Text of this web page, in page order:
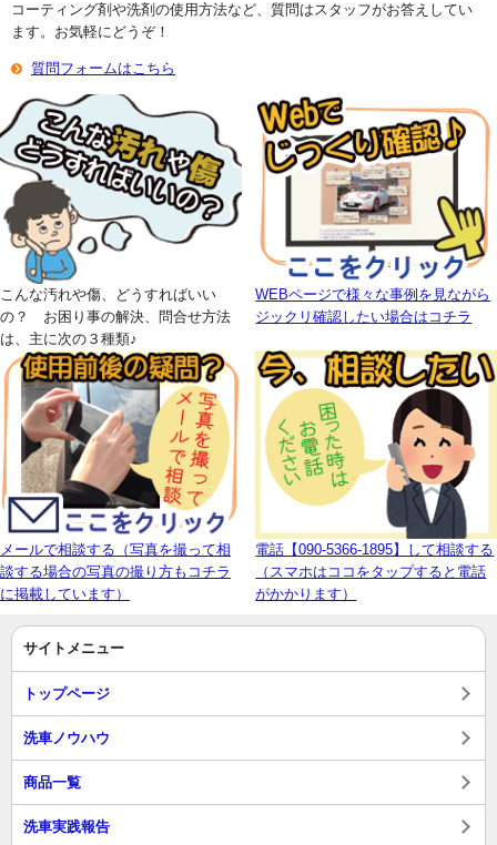
コーティング剤や洗剤の使用方法など、質問はスタッフがお答えしてい
ます。お気軽にどうぞ！
質問フォームはこちら
こんな汚れや傷、どうすればいい
の？ お困り事の解決、問合せ方法
は、主に次の３種類♪
WEBページで様々な事例を見ながら
ジックリ確認したい場合はコチラ
メールで相談する（写真を撮って相
談する場合の写真の撮り方もコチラ
に掲載しています）
電話【090-5366-1895】して相談する
（スマホはココをタップすると電話
がかかります）
サイトメニュー
トップページ
洗車ノウハウ
商品一覧
洗車実践報告